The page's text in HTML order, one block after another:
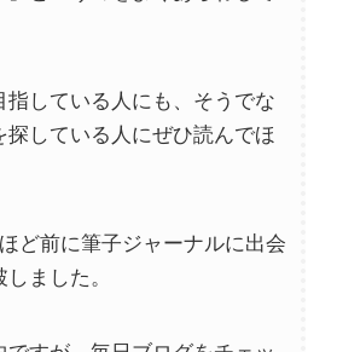
指している人にも、そうでな
探している人にぜひ読んでほ
ど前に筆子ジャーナルに出会
ました。